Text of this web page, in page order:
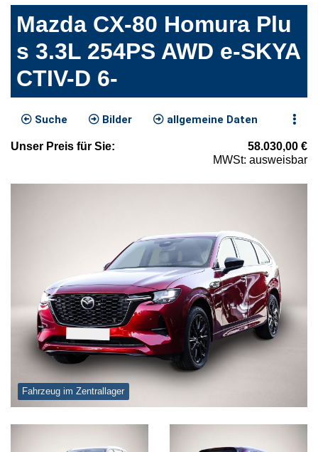
Mazda CX-80 Homura Plu
s 3.3L 254PS AWD e-SKYA
CTIV-D 6-
Suche Bilder allgemeine Daten
Unser Preis für Sie: 58.030,00 €
MWSt: ausweisbar
Fahrzeug im Zentrallager